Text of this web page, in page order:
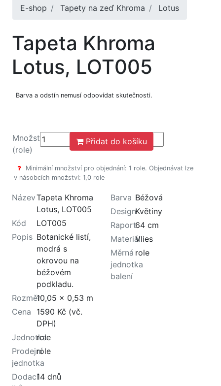
E-shop Tapety na zeď Khroma Lotus
Tapeta Khroma
Lotus, LOT005
Barva a odstín nemusí odpovídat skutečnosti.
Množství
(role)
Přidat do košíku
Minimální množství pro objednání: 1 role. Objednávat lze
v násobcích množství: 1,0 role
NázevTapeta Khroma
Lotus, LOT005
Kód
LOT005
Popis Botanické listí,
modrá s
okrovou na
béžovém
podkladu.
Rozměr10,05 x 0,53 m
Cena
1590 Kč (vč.
DPH)
Jednotka
role
Prodejní
jednotka
role
Dodací14 dnů
Barva Béžová
DesignKvětiny
Raport64 cm
MateriálVlies
Měrná
jednotka
balení
role